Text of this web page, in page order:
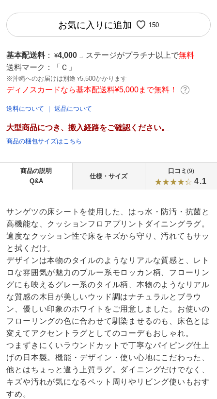
お気に入りに追加 150
基本配送料 ： ¥4,000 → ステージがプラチナ以上で無料
送料マーク：
「Ｃ」
※沖縄へのお届けは別途 ¥5,500かかります
ディノスカードなら基本配送料¥5,000まで無料！
送料について ｜返品について
大型商品につき、搬入経路をご確認ください。
商品の梱包サイズはこちら
商品の説明
Q&A
仕様・サイズ
口コミ (9)
4.1
サンゲツの床シートを使用した、はっ水・防汚・抗菌と
高機能な、クッションフロアプリントダイニングラグ。
適度なクッション性で床をキズから守り、汚れてもサッ
と拭くだけ。
デザインは本物のタイルのようなリアルな質感と、レト
ロな雰囲気が魅力のブルー系モロッカン柄、フローリン
グにも映えるグレー系のタイル柄、本物のようなリアル
な質感の木目が美しいウッド調はナチュラルとブラウ
ン、優しい印象のホワイトをご用意しました。お使いの
フローリングの色に合わせて馴染ませるのも、床色とは
変えてアクセントラグとしてのコーデもおしゃれ。
つまずきにくいラウンドカットで丁寧なパイピング仕上
げの日本製。機能・デザイン・使い心地にこだわった、
他とはちょっと違う上質ラグ。ダイニングだけでなく、
キズや汚れが気になるペット周りやリビング使いもおす
すめ。